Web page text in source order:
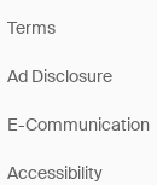
Terms
Ad Disclosure
E-Communication
Accessibility